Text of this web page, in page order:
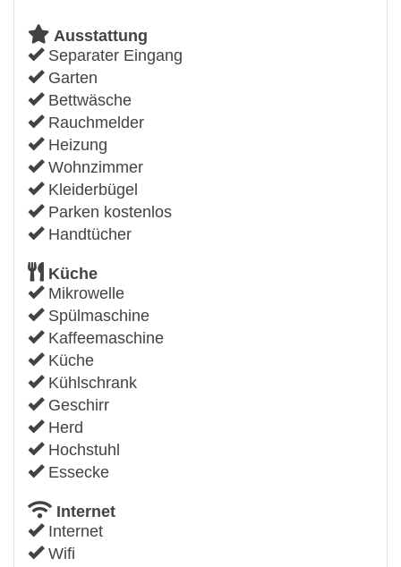
Ausstattung
Separater Eingang
Garten
Bettwäsche
Rauchmelder
Heizung
Wohnzimmer
Kleiderbügel
Parken kostenlos
Handtücher
Küche
Mikrowelle
Spülmaschine
Kaffeemaschine
Küche
Kühlschrank
Geschirr
Herd
Hochstuhl
Essecke
Internet
Internet
Wifi